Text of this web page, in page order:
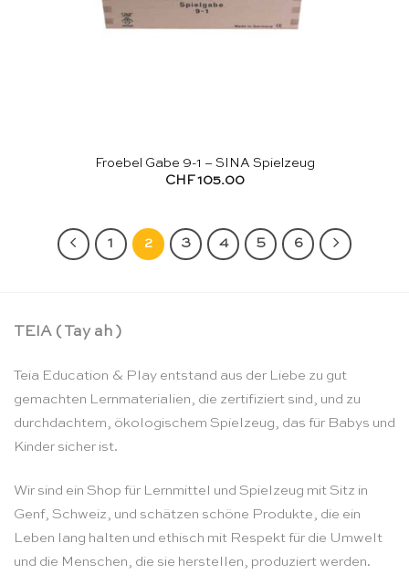
Froebel Gabe 9-1 – SINA Spielzeug
CHF 105.00
1 2 3 4 5 6
TEIA ( Tay ah )
Teia Education & Play entstand aus der Liebe zu gut
gemachten Lernmaterialien, die zertifiziert sind, und zu
durchdachtem, ökologischem Spielzeug, das für Babys und
Kinder sicher ist.
Wir sind ein Shop für Lernmittel und Spielzeug mit Sitz in
Genf, Schweiz, und schätzen schöne Produkte, die ein
Leben lang halten und ethisch mit Respekt für die Umwelt
und die Menschen, die sie herstellen, produziert werden.